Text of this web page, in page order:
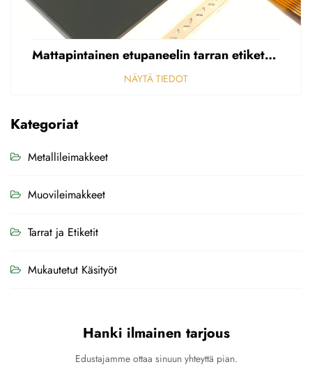
Mattapintainen etupaneelin tarran etiketti, reikäinen sumea, 0,25 mm paksuinen polycarbonaatti-/PVC-tarran etiketti
NÄYTÄ TIEDOT
Kategoriat
Metallileimakkeet
Muovileimakkeet
Tarrat ja Etiketit
Mukautetut Käsityöt
Hanki ilmainen tarjous
Edustajamme ottaa sinuun yhteyttä pian.